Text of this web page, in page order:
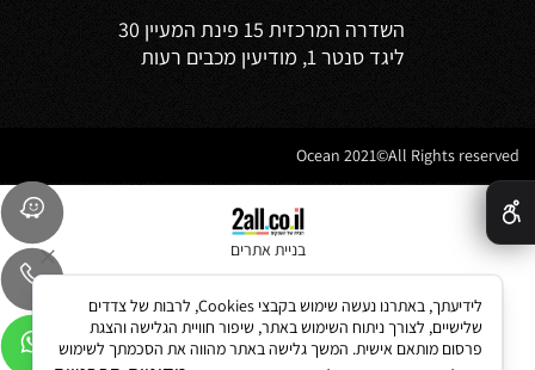
השדרה המרכזית 15 פינת המעיין 30
ליגד סנטר 1, מודיעין מכבים רעות
בניית אתרים
לידיעתך, באתרנו נעשה שימוש בקבצי Cookies, לרבות של צדדים
שלישיים, לצורך ניתוח השימוש באתר, שיפור חוויית הגלישה והצגת
פרסום מותאם אישית. המשך גלישה באתר מהווה את הסכמתך לשימוש